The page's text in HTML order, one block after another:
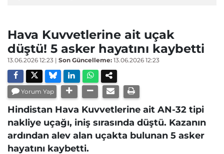
Hava Kuvvetlerine ait uçak
düştü! 5 asker hayatını kaybetti
13.06.2026 12:23 | Son Güncelleme: 13.06.2026 12:23
Yorum Yap
Hindistan Hava Kuvvetlerine ait AN-32 tipi
nakliye uçağı, iniş sırasında düştü. Kazanın
ardından alev alan uçakta bulunan 5 asker
hayatını kaybetti.